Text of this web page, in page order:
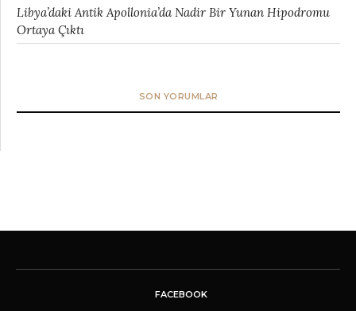
Libya’daki Antik Apollonia’da Nadir Bir Yunan Hipodromu
Ortaya Çıktı
SON YORUMLAR
FACEBOOK